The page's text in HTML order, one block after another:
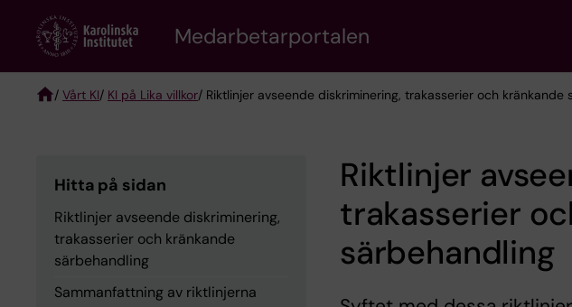
content
Medarbetarportalen
/ Vårt KI/ KI på Lika villkor/ Riktlinjer avseende diskriminering, trakasserier och kränkande
Hitta på sidan
Riktlinjer avseende diskriminering,
trakasserier och kränkande
särbehandling
Sammanfattning av riktlinjerna
Riktlinjer
trakasserier
särbehandling